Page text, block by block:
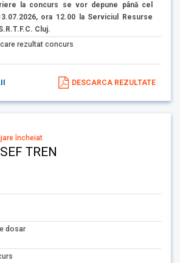
la concurs se vor depune până cel
ora 12.00 la Serviciul Resurse
Cluj.
rezultat concurs
DESCARCA REZULTATE
încheiat
TREN
dosar